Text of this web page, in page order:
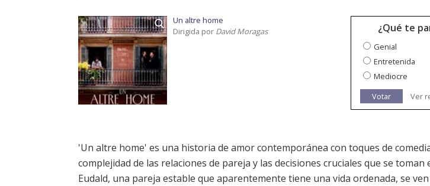
Un altre home
Dirigida por David Moragas ¿Qué te
Genial
Entretenida
Mediocre
Votar
Ver
'Un altre home' es una historia de amor contemporánea con toques de
complejidad de las relaciones de pareja y las decisiones cruciales que se
Eudald, una pareja estable que aparentemente tiene una vida ordenada, se